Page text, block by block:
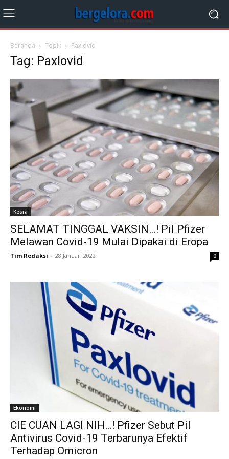
Beranda Topik Paxlovid
Tag: Paxlovid
Kesra
SELAMAT TINGGAL VAKSIN…! Pil Pfizer
Melawan Covid-19 Mulai Dipakai di Eropa
Tim Redaksi - 28 Januari 2022 0
Ekonomi
CIE CUAN LAGI NIH…! Pfizer Sebut Pil
Antivirus Covid-19 Terbarunya Efektif
Terhadap Omicron